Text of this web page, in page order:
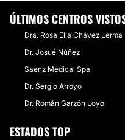
ÚLTIMOS CENTROS
Dra. Rosa Elia Chávez Lerma
Dr. Josué Núñez
Saenz Medical Spa
Dr. Sergio Arroyo
Dr. Román Garzón Loyo
ESTADOS TOP